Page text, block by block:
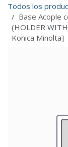
Todos los
Base Acople
(HOLDER
Konica Minolta]